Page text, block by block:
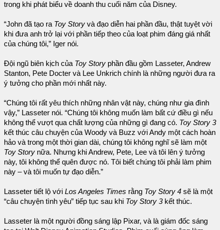
trong khi phát biểu về doanh thu cuối năm của Disney.
“John đã tạo ra Toy Story và đạo diễn hai phần đầu, thật tuyệt vời
khi đưa anh trở lại với phần tiếp theo của loạt phim đáng giá nhất
của chúng tôi,” Iger nói.
Đội ngũ biên kịch của Toy Story phần đầu gồm Lasseter, Andrew
Stanton, Pete Docter và Lee Unkrich chính là những người đưa ra
ý tưởng cho phần mới nhất này.
“Chúng tôi rất yêu thích những nhân vật này, chúng như gia đình
vậy,” Lasseter nói. “Chúng tôi không muốn làm bất cứ điều gì nếu
không thể vượt qua chất lượng của những gì đang có. Toy Story 3
kết thúc câu chuyện của Woody và Buzz với Andy một cách hoàn
hảo và trong một thời gian dài, chúng tôi không nghĩ sẽ làm một
Toy Story nữa. Nhưng khi Andrew, Pete, Lee và tôi lên ý tưởng
này, tôi không thể quên được nó. Tôi biết chúng tôi phải làm phim
này – và tôi muốn tự đạo diễn.”
Lasseter tiết lộ với Los Angeles Times rằng Toy Story 4 sẽ là một
“câu chuyện tình yêu” tiếp tục sau khi Toy Story 3kết thúc.
Lasseter là một người đồng sáng lập Pixar, và là giám đốc sáng